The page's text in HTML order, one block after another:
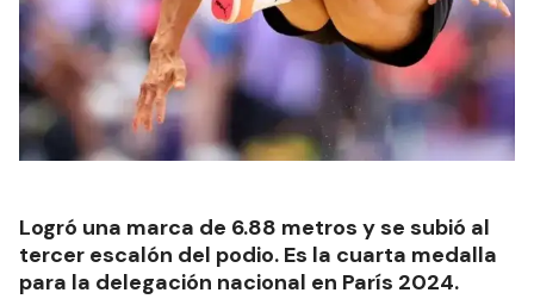
Logró una marca de 6.88 metros y se subió al
tercer escalón del podio. Es la cuarta medalla
para la delegación nacional en París 2024.